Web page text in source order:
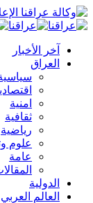
آخر الأخبار
العراق
امنية
ثقافية
رياضية
علوم
عامة
الدولية
العالم العربي